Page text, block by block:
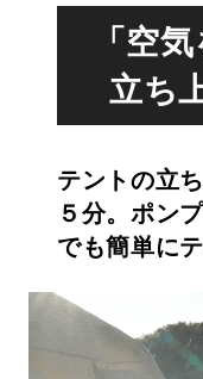
「空
立ち
テントの立
５分。ポン
でも簡単に